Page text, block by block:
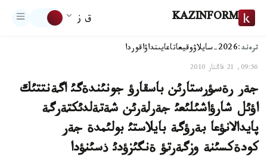
KAZINFORM ق ز
ترەند:2026-سايلاۋ وقيعاتاعايىنداۋاقوردا
09:56, 21 قاڭتار 2010
جةر رةسؤرستارئن باسقارؤ جونئندةگئ اگةنتتئك
اؤئل شارؤاشئلئعئ جةرلةرئن شةتةلدئكتةرگة
پايدالانؤعا بةرؤگة بايلاستئ بولئمدة جةر
كودةكسئنة وزگةرتؤ ةنگئزؤدئ ذسئنؤدا